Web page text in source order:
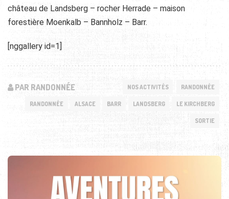
château de Landsberg – rocher Herrade – maison
forestière Moenkalb – Bannholz – Barr.
[nggallery id=1]
PAR RANDONNÉE NOS ACTIVITÉS RANDONNÉE
RANDONNÉE ALSACE BARR LANDSBERG LE KIRCHBERG
SORTIE